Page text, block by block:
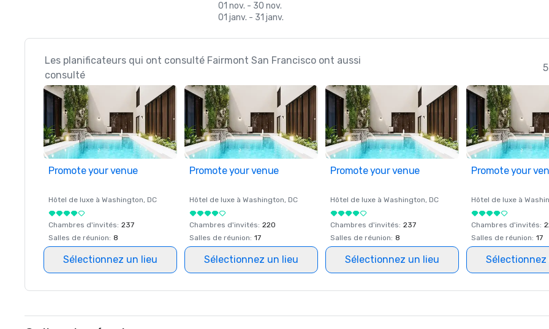
01 nov. - 30 nov.
01 janv. - 31 janv.
Les planificateurs qui ont consulté Fairmont San Francisco ont aussi
consulté
Promote your venue
Hôtel de luxe à Washington, DC
Chambres d'invités: 237
Salles de réunion: 8
Sélectionnez un lieu
Promote your venue
Hôtel de luxe à Washington, DC
Chambres d'invités: 220
Salles de réunion: 17
Sélectionnez un lieu
Promote your venue
Hôtel de luxe à Washington, DC
Chambres d'invités: 237
Salles de réunion: 8
Sélectionnez un lieu
Promote your
Hôtel de luxe à
Chambres d'invités:
Salles de réunion: 17
Sélectionnez